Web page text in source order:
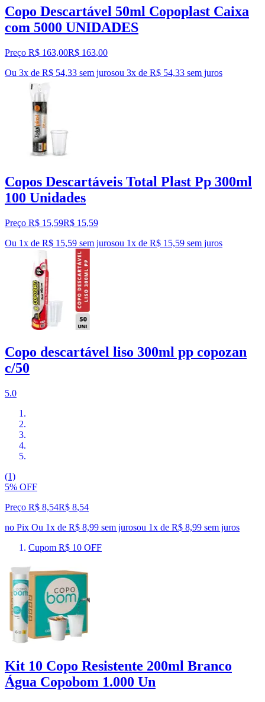
Copo Descartável 50ml Copoplast Caixa
com 5000 UNIDADES
Preço R$ 163,00R$ 163,00
Ou 3x de R$ 54,33 sem jurosou 3x de R$ 54,33 sem juros
Copos Descartáveis Total Plast Pp 300ml
100 Unidades
Preço R$ 15,59R$ 15,59
Ou 1x de R$ 15,59 sem jurosou 1x de R$ 15,59 sem juros
Copo descartável liso 300ml pp copozan
c/50
5.0
(1)
5% OFF
Preço R$ 8,54R$ 8,54
no Pix Ou 1x de R$ 8,99 sem jurosou 1x de R$ 8,99 sem juros
Cupom R$ 10 OFF
Kit 10 Copo Resistente 200ml Branco
Água Copobom 1.000 Un